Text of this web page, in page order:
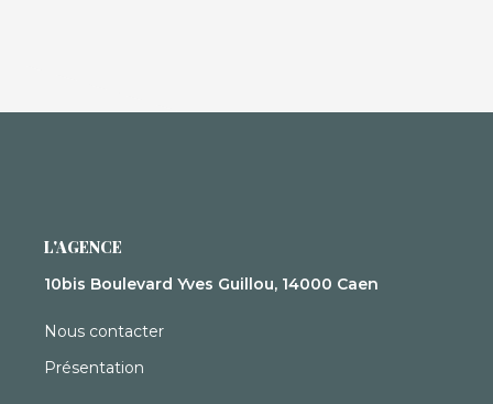
L'AGENCE
10bis Boulevard Yves Guillou, 14000 Caen
Nous contacter
Présentation